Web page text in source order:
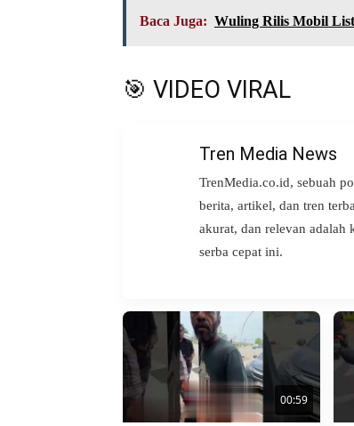
Baca Juga: Wuling Rilis Mobil
🎯 VIDEO VIRAL
Tren Media News
TrenMedia.co.id, sebuah
berita, artikel, dan tren
akurat, dan relevan adalah
serba cepat ini.
00:59